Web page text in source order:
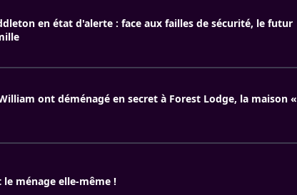
en état d'alerte : face aux failles de sécurité, le futur
ont déménagé en secret à Forest Lodge, la maison «
ménage elle-même !